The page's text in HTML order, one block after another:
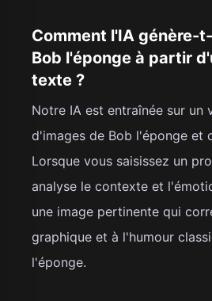
Comment l'IA génère-
Bob l'éponge à partir
texte ?
Notre IA est entraînée sur un
d'images de Bob l'éponge et
Lorsque vous saisissez un
analyse le contexte et
une image pertinente qui
graphique et à l'humour
l'éponge.